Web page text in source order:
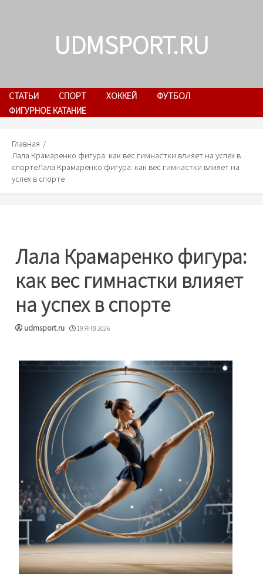
UDMSPORT.RU
СТАТЬИ СПОРТ ХОККЕЙ
ФУТБОЛ
ФИГУРНОЕ КАТАНИЕ
Главная
Лала Крамаренко фигура: как вес гимнастки влияет на успех в
спортеЛала Крамаренко фигура: как вес гимнастки влияет на
успех в спорте
Лала Крамаренко фигура:
как вес гимнастки влияет
на успех в спорте
udmsport.ru 19 ЯНВ 2026